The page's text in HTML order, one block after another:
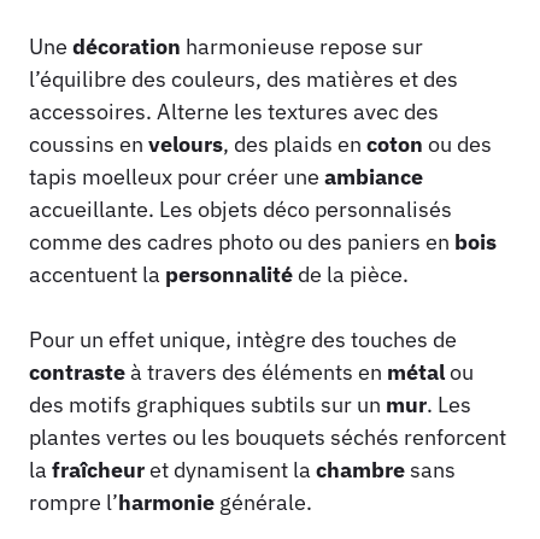
Une décoration harmonieuse repose sur
l’équilibre des couleurs, des matières et des
accessoires. Alterne les textures avec des
coussins en velours, des plaids en coton ou des
tapis moelleux pour créer une ambiance
accueillante. Les objets déco personnalisés
comme des cadres photo ou des paniers en bois
accentuent la personnalité de la pièce.
Pour un effet unique, intègre des touches de
contrasteà travers des éléments en métalou
des motifs graphiques subtils sur un mur. Les
plantes vertes ou les bouquets séchés renforcent
la fraîcheuret dynamisent la chambresans
rompre l’harmonie générale.